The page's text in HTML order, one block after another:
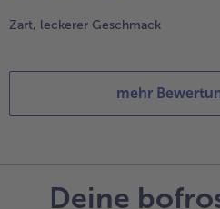
Zart, leckerer Geschmack
mehr
Deine